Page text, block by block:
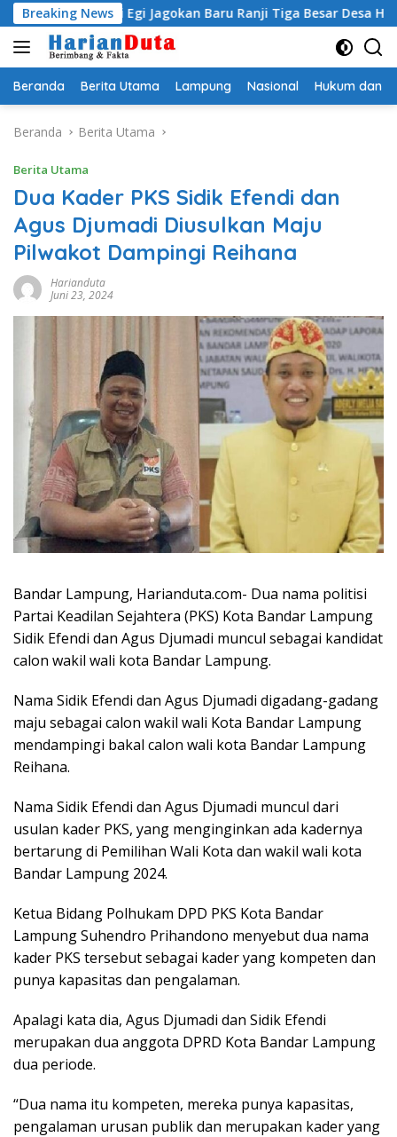
Langsung
ke
konten
Breaking News
Egi Jagokan Baru Ranji Tiga Besar Desa Helau
Beranda Berita Utama Lampung Nasional Hukum dan
Beranda Berita Utama
Berita Utama
Dua Kader PKS Sidik Efendi dan
Agus Djumadi Diusulkan Maju
Pilwakot Dampingi Reihana
Harianduta
Juni 23, 2024
Bandar Lampung, Harianduta.com- Dua nama politisi
Partai Keadilan Sejahtera (PKS) Kota Bandar Lampung
Sidik Efendi dan Agus Djumadi muncul sebagai kandidat
calon wakil wali kota Bandar Lampung.
Nama Sidik Efendi dan Agus Djumadi digadang-gadang
maju sebagai calon wakil wali Kota Bandar Lampung
mendampingi bakal calon wali kota Bandar Lampung
Reihana.
Nama Sidik Efendi dan Agus Djumadi muncul dari
usulan kader PKS, yang menginginkan ada kadernya
bertarung di Pemilihan Wali Kota dan wakil wali kota
Bandar Lampung 2024.
Ketua Bidang Polhukam DPD PKS Kota Bandar
Lampung Suhendro Prihandono menyebut dua nama
kader PKS tersebut sebagai kader yang kompeten dan
punya kapasitas dan pengalaman.
Apalagi kata dia, Agus Djumadi dan Sidik Efendi
merupakan dua anggota DPRD Kota Bandar Lampung
dua periode.
“Dua nama itu kompeten, mereka punya kapasitas,
pengalaman urusan publik dan merupakan kader yang